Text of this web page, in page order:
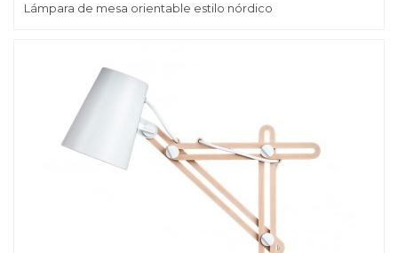
Lámpara de mesa orientable estilo nórdico